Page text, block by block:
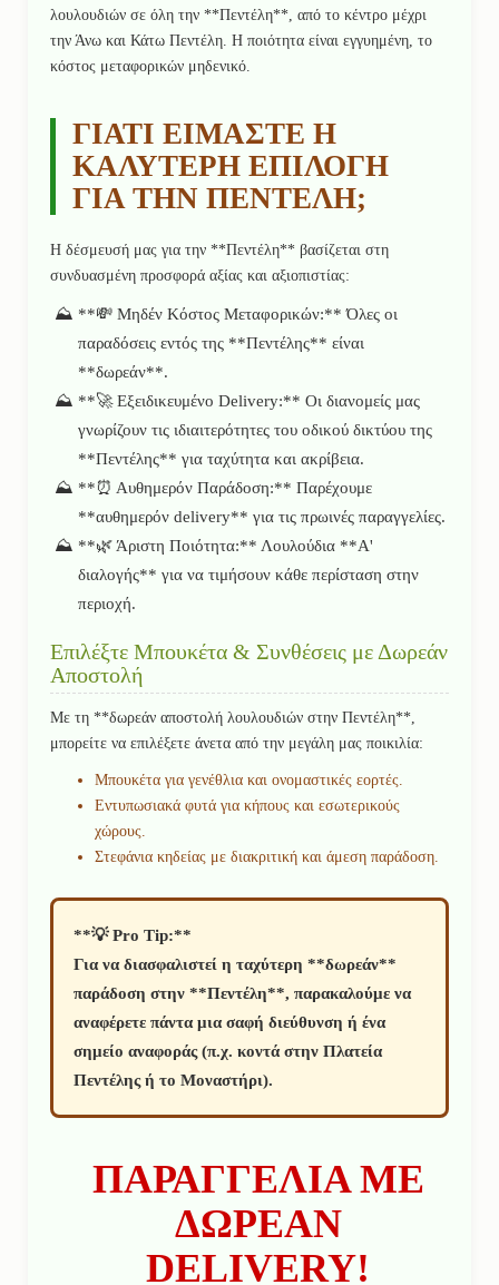
λουλουδιών σε όλη την **Πεντέλη**, από το κέντρο μέχρι
την Άνω και Κάτω Πεντέλη. Η ποιότητα είναι εγγυημένη, το
κόστος μεταφορικών μηδενικό.
ΓΙΑΤΙ ΕΙΜΑΣΤΕ Η
ΚΑΛΥΤΕΡΗ ΕΠΙΛΟΓΗ
ΓΙΑ ΤΗΝ ΠΕΝΤΕΛΗ;
Η δέσμευσή μας για την **Πεντέλη** βασίζεται στη
συνδυασμένη προσφορά αξίας και αξιοπιστίας:
**💸 Μηδέν Κόστος Μεταφορικών:** Όλες οι
παραδόσεις εντός της **Πεντέλης** είναι
**δωρεάν**.
**🚀 Εξειδικευμένο Delivery:** Οι διανομείς μας
γνωρίζουν τις ιδιαιτερότητες του οδικού δικτύου της
**Πεντέλης** για ταχύτητα και ακρίβεια.
**⏰ Αυθημερόν Παράδοση:** Παρέχουμε
**αυθημερόν delivery** για τις πρωινές παραγγελίες.
**🌿 Άριστη Ποιότητα:** Λουλούδια **Α'
διαλογής** για να τιμήσουν κάθε περίσταση στην
περιοχή.
Επιλέξτε Μπουκέτα & Συνθέσεις με Δωρεάν
Αποστολή
Με τη **δωρεάν αποστολή λουλουδιών στην Πεντέλη**,
μπορείτε να επιλέξετε άνετα από την μεγάλη μας ποικιλία:
Μπουκέτα για γενέθλια και ονομαστικές εορτές.
Εντυπωσιακά φυτά για κήπους και εσωτερικούς
χώρους.
Στεφάνια κηδείας με διακριτική και άμεση παράδοση.
**💡 Pro Tip:**
Για να διασφαλιστεί η ταχύτερη **δωρεάν**
παράδοση στην **Πεντέλη**, παρακαλούμε να
αναφέρετε πάντα μια σαφή διεύθυνση ή ένα
σημείο αναφοράς (π.χ. κοντά στην Πλατεία
Πεντέλης ή το Μοναστήρι).
ΠΑΡΑΓΓΕΛΙΑ ΜΕ
ΔΩΡΕΑΝ
DELIVERY!